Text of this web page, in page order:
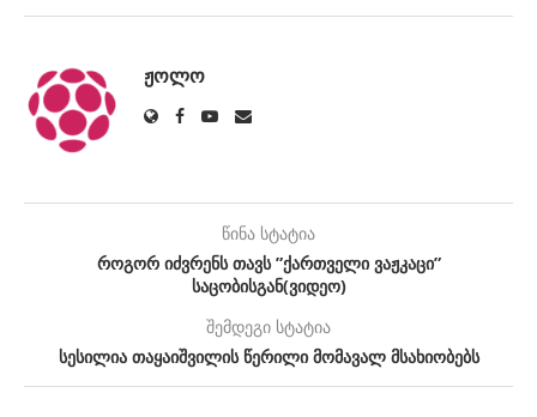
ᲟᲝᲚᲝ
წინა სტატია
როგორ იძვრენს თავს ”ქართველი ვაჟკაცი”
საცობისგან(ვიდეო)
შემდეგი სტატია
სესილია თაყაიშვილის წერილი მომავალ მსახიობებს